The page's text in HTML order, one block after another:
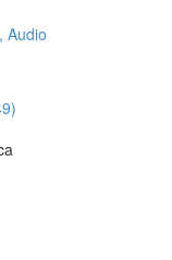
Audio